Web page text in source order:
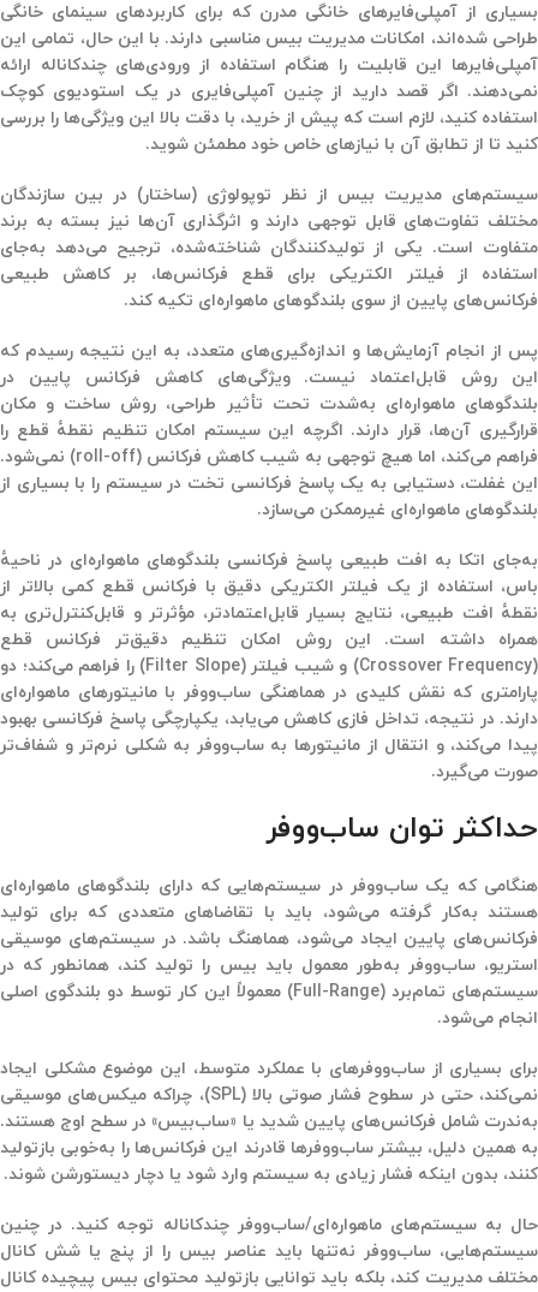
بسیاری از آمپلی‌فایرهای خانگی مدرن که برای کاربردهای سینمای خانگی
طراحی شده‌اند، امکانات مدیریت بیس مناسبی دارند. با این حال، تمامی این
آمپلی‌فایرها این قابلیت را هنگام استفاده از ورودی‌های چندکاناله ارائه
نمی‌دهند. اگر قصد دارید از چنین آمپلی‌فایری در یک استودیوی کوچک
استفاده کنید، لازم است که پیش از خرید، با دقت بالا این ویژگی‌ها را بررسی
کنید تا از تطابق آن با نیازهای خاص خود مطمئن شوید.
سیستم‌های مدیریت بیس از نظر توپولوژی (ساختار) در بین سازندگان
مختلف تفاوت‌های قابل توجهی دارند و اثرگذاری آن‌ها نیز بسته به برند
متفاوت است. یکی از تولیدکنندگان شناخته‌شده، ترجیح می‌دهد به‌جای
استفاده از فیلتر الکتریکی برای قطع فرکانس‌ها، بر کاهش طبیعی
فرکانس‌های پایین از سوی بلندگوهای ماهواره‌ای تکیه کند.
پس از انجام آزمایش‌ها و اندازه‌گیری‌های متعدد، به این نتیجه رسیدم که
این روش قابل‌اعتماد نیست. ویژگی‌های کاهش فرکانس پایین در
بلندگوهای ماهواره‌ای به‌شدت تحت تأثیر طراحی، روش ساخت و مکان
قرارگیری آن‌ها، قرار دارند. اگرچه این سیستم امکان تنظیم نقطهٔ قطع را
فراهم می‌کند، اما هیچ توجهی به شیب کاهش فرکانس (roll-off) نمی‌شود.
این غفلت، دستیابی به یک پاسخ فرکانسی تخت در سیستم را با بسیاری از
بلندگوهای ماهواره‌ای غیرممکن می‌سازد.
به‌جای اتکا به افت طبیعی پاسخ فرکانسی بلندگوهای ماهواره‌ای در ناحیهٔ
باس، استفاده از یک فیلتر الکتریکی دقیق با فرکانس قطع کمی بالاتر از
نقطهٔ افت طبیعی، نتایج بسیار قابل‌اعتمادتر، مؤثرتر و قابل‌کنترل‌تری به
همراه داشته است. این روش امکان تنظیم دقیق‌تر فرکانس قطع
(Crossover Frequency)
وشیب فیلتر (Filter Slope)
را فراهم می‌کند؛ دو
پارامتری که نقش کلیدی درهماهنگی ساب‌ووفر با مانیتورهای ماهواره‌ای
دارند. در نتیجه، تداخل فازی کاهش می‌یابد، یکپارچگی پاسخ فرکانسی بهبود
پیدا می‌کند، و انتقال از مانیتورها به ساب‌ووفر به شکلی نرم‌تر و شفاف‌تر
صورت می‌گیرد.
حداکثر توان ساب‌ووفر
هنگامی که یک ساب‌ووفر در سیستم‌هایی که دارای بلندگوهای ماهواره‌ای
هستند به‌کار گرفته می‌شود، باید با تقاضاهای متعددی که برای تولید
فرکانس‌های پایین ایجاد می‌شود، هماهنگ باشد. در سیستم‌های موسیقی
استریو، ساب‌ووفر به‌طور معمول باید بیس را تولید کند، همانطور که در
سیستم‌های تمام‌برد (Full-Range) معمولاً این کار توسط دو بلندگوی اصلی
انجام می‌شود.
برای بسیاری ازساب‌ووفرهای با عملکرد متوسط، این موضوع مشکلی ایجاد
نمی‌کند، حتی در سطوح فشار صوتی بالا (SPL) ، چراکه میکس‌های موسیقی
به‌ندرت شامل فرکانس‌های پایین شدید یا «ساب‌بیس» در سطح اوج هستند.
به همین دلیل، بیشتر ساب‌ووفرها قادرند این فرکانس‌ها را به‌خوبی بازتولید
کنند، بدون اینکه فشار زیادی به سیستم وارد شود یا دچار دیستورشن شوند.
حال به سیستم‌هایماهواره‌ای/ساب‌ووفر چندکاناله توجه کنید. در چنین
سیستم‌هایی، ساب‌ووفر نه‌تنها باید عناصر بیس را از پنج یا شش کانال
مختلف مدیریت کند، بلکه باید توانایی بازتولید محتوای بیس پیچیده کانال